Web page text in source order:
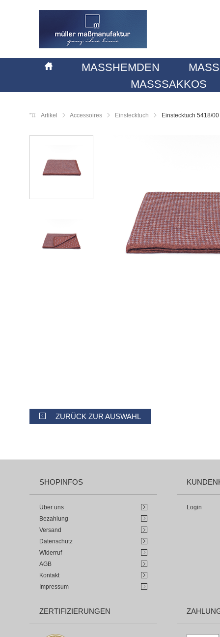
MASSHEMDEN
MASSSAKKOS
Artikel Accessoires Einstecktuch Einstecktuch 5418/00
ZURÜCK ZUR AUSWAHL
SHOPINFOS
Über uns
Bezahlung
Versand
Datenschutz
Widerruf
AGB
Kontakt
Impressum
Login
ZERTIFIZIERUNGEN